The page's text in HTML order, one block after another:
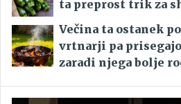
ta preprost trik za
Večina ta ostanek
vrtnarji pa
zaradi njega bolje